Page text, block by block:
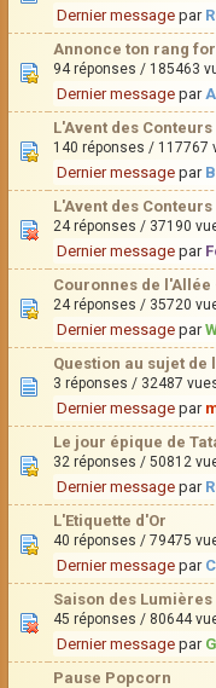
Dernier message par
Annonce ton rang
94 réponses / 185463
Dernier message par
L'Avent des
140 réponses / 117767
Dernier message par
L'Avent des Conteurs
24 réponses / 37190
Dernier message par
Couronnes de l'Allée
24 réponses / 35720
Dernier message par
Question au sujet
3 réponses / 32487
Dernier message par
Le jour épique de
32 réponses / 50812
Dernier message par
L'Etiquette d'Or
40 réponses / 79475
Dernier message par
Saison des Lumières
45 réponses / 80644
Dernier message par
Pause Popcorn